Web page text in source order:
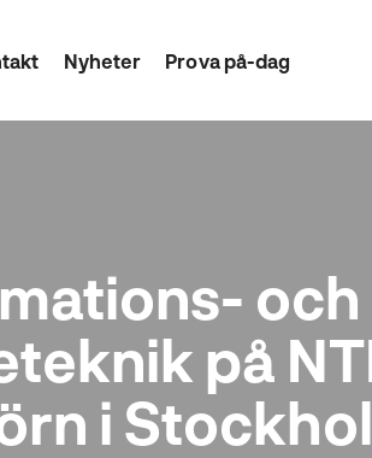
Nyheter Prova på-dag
och
på
i